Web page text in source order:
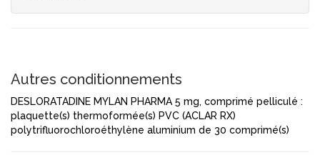
Autres conditionnements
DESLORATADINE MYLAN PHARMA 5 mg, comprimé pelliculé :
plaquette(s) thermoformée(s) PVC (ACLAR RX)
polytrifluorochloroéthylène aluminium de 30 comprimé(s)